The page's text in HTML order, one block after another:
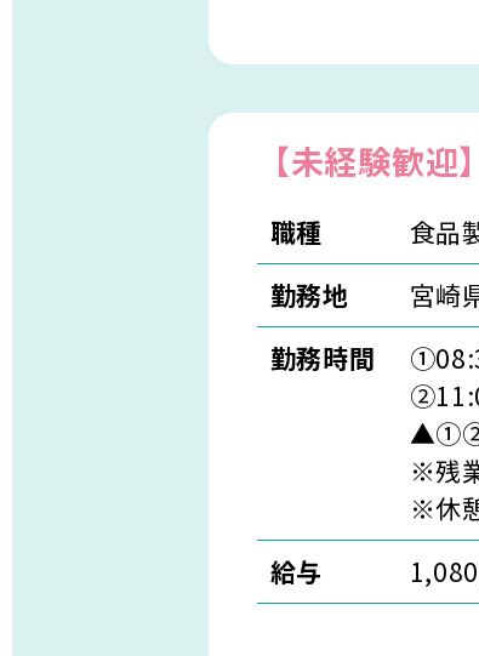
【未経験歓
職種
食品
勤務地
宮崎
勤務時間
▲①②
※残
※休
給与